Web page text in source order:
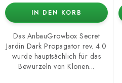
IN DEN KORB
Das AnbauGrowbox Secret
Jardin Dark Propagator rev. 4.0
wurde hauptsächlich für das
Bewurzeln von Klonen...